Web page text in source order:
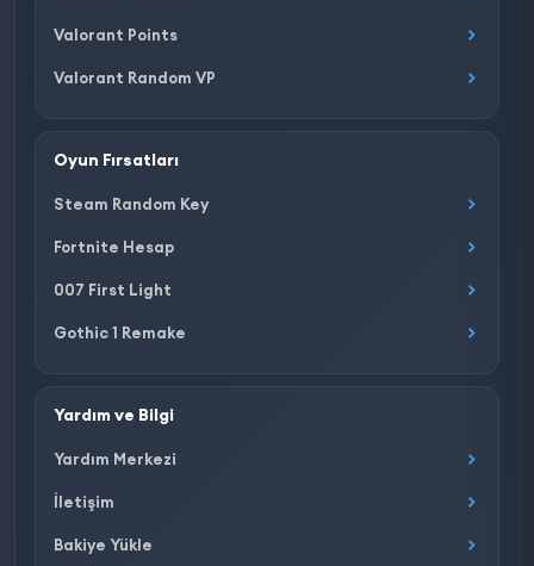
Valorant Points
Valorant Random VP
Oyun Fırsatları
Steam Random Key
Fortnite Hesap
007 First Light
Gothic 1 Remake
Yardım ve Bilgi
Yardım Merkezi
İletişim
Bakiye Yükle